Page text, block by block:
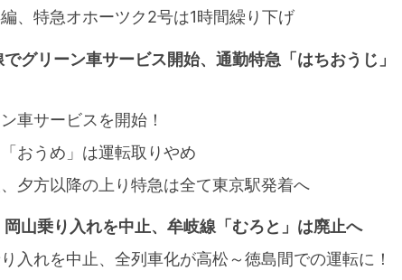
、特急オホーツク2号は1時間繰り下げ
グリーン車サービス開始、通勤特急「はちおうじ」
車サービスを開始！
おうめ」は運転取りやめ
夕方以降の上り特急は全て東京駅発着へ
岡山乗り入れを中止、牟岐線「むろと」は廃止へ
入れを中止、全列車化が高松～徳島間での運転に！